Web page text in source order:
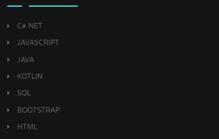
C#.NET
JAVASCRIPT
JAVA
KOTLIN
SQL
BOOTSTRAP
HTML